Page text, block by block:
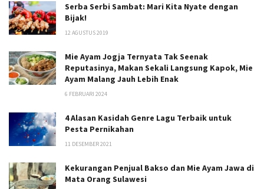
Serba Serbi Sambat: Mari Kita Nyate dengan
Bijak!
12 AGUSTUS 2019
Mie Ayam Jogja Ternyata Tak Seenak
Reputasinya, Makan Sekali Langsung Kapok, Mie
Ayam Malang Jauh Lebih Enak
6 FEBRUARI 2024
4 Alasan Kasidah Genre Lagu Terbaik untuk
Pesta Pernikahan
11 DESEMBER 2021
Kekurangan Penjual Bakso dan Mie Ayam Jawa di
Mata Orang Sulawesi